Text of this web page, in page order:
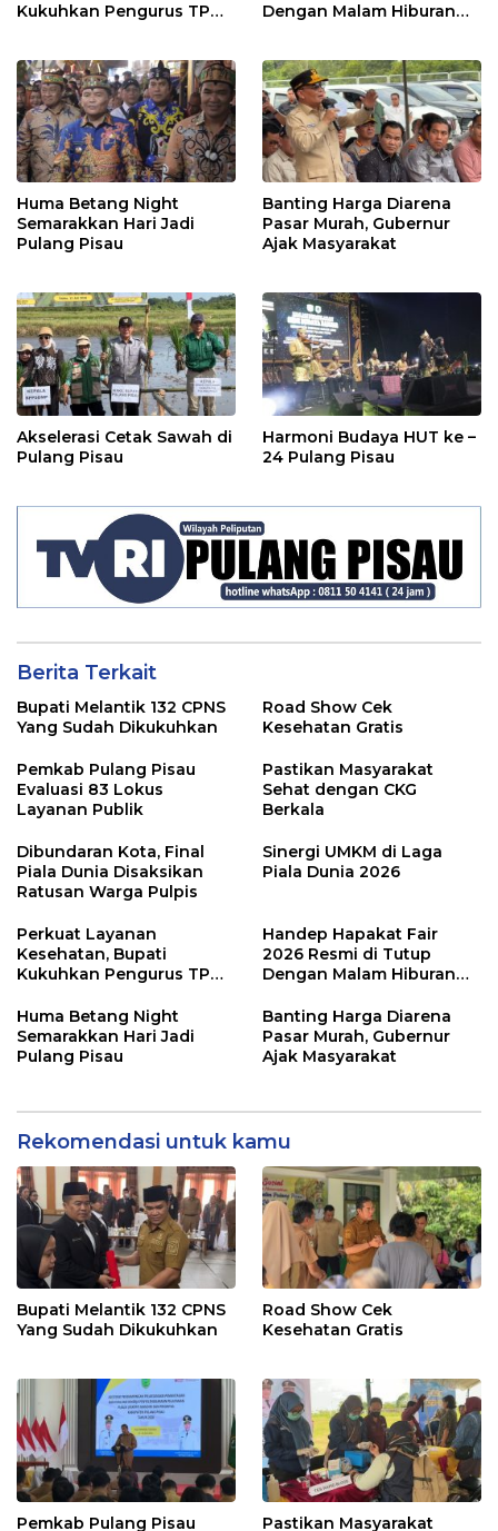
Kukuhkan Pengurus TP
Dengan Malam Hiburan
Huma Betang Night
Semarakkan Hari Jadi
Pulang Pisau
Banting Harga Diarena
Pasar Murah, Gubernur
Ajak Masyarakat
Akselerasi Cetak Sawah di
Pulang Pisau
Harmoni Budaya HUT ke –
24 Pulang Pisau
Berita Terkait
Bupati Melantik 132 CPNS
Yang Sudah Dikukuhkan
Road Show Cek
Kesehatan Gratis
Pemkab Pulang Pisau
Evaluasi 83 Lokus
Layanan Publik
Pastikan Masyarakat
Sehat dengan CKG
Berkala
Dibundaran Kota, Final
Piala Dunia Disaksikan
Ratusan Warga Pulpis
Sinergi UMKM di Laga
Piala Dunia 2026
Perkuat Layanan
Kesehatan, Bupati
Kukuhkan Pengurus TP
Handep Hapakat Fair
2026 Resmi di Tutup
Dengan Malam Hiburan
Huma Betang Night
Semarakkan Hari Jadi
Pulang Pisau
Banting Harga Diarena
Pasar Murah, Gubernur
Ajak Masyarakat
Rekomendasi untuk kamu
Bupati Melantik 132 CPNS
Yang Sudah Dikukuhkan
Road Show Cek
Kesehatan Gratis
Pemkab Pulang Pisau
Pastikan Masyarakat